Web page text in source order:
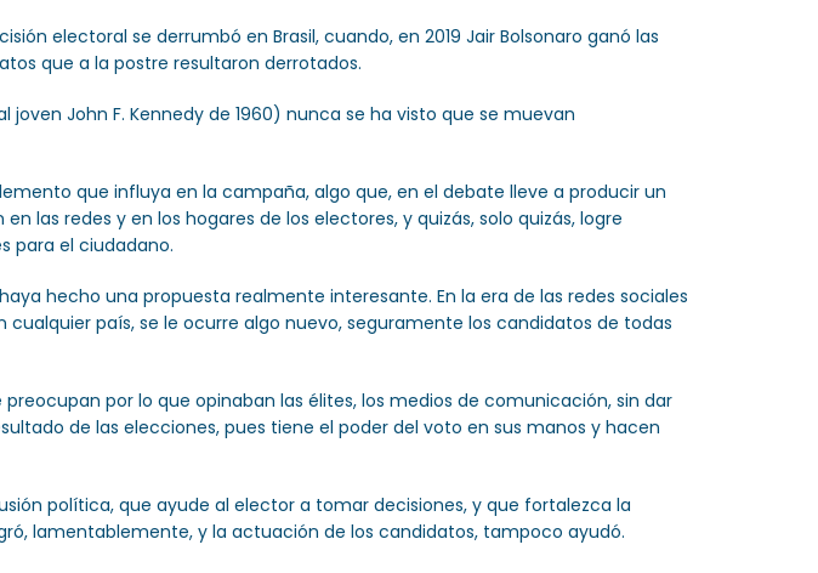
electoral se derrumbó en Brasil, cuando, en 2019 Jair Bolsonaro ganó las
que a la postre resultaron derrotados.
John F. Kennedy de 1960) nunca se ha visto que se muevan
que influya en la campaña, algo que, en el debate lleve a producir un
las redes y en los hogares de los electores, y quizás, solo quizás, logre
para el ciudadano.
hecho una propuesta realmente interesante. En la era de las redes sociales
país, se le ocurre algo nuevo, seguramente los candidatos de todas
por lo que opinaban las élites, los medios de comunicación, sin dar
de las elecciones, pues tiene el poder del voto en sus manos y hacen
política, que ayude al elector a tomar decisiones, y que fortalezca la
lamentablemente, y la actuación de los candidatos, tampoco ayudó.